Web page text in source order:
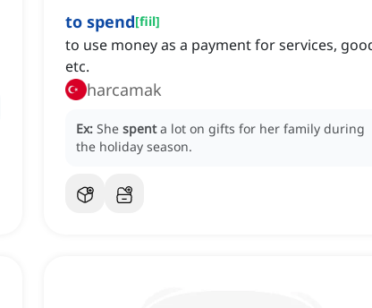
to spend[fiil]
to use money as a payment for services,
etc.
harcamak
Ex: She spent a lot on gifts for her family during
the holiday season.